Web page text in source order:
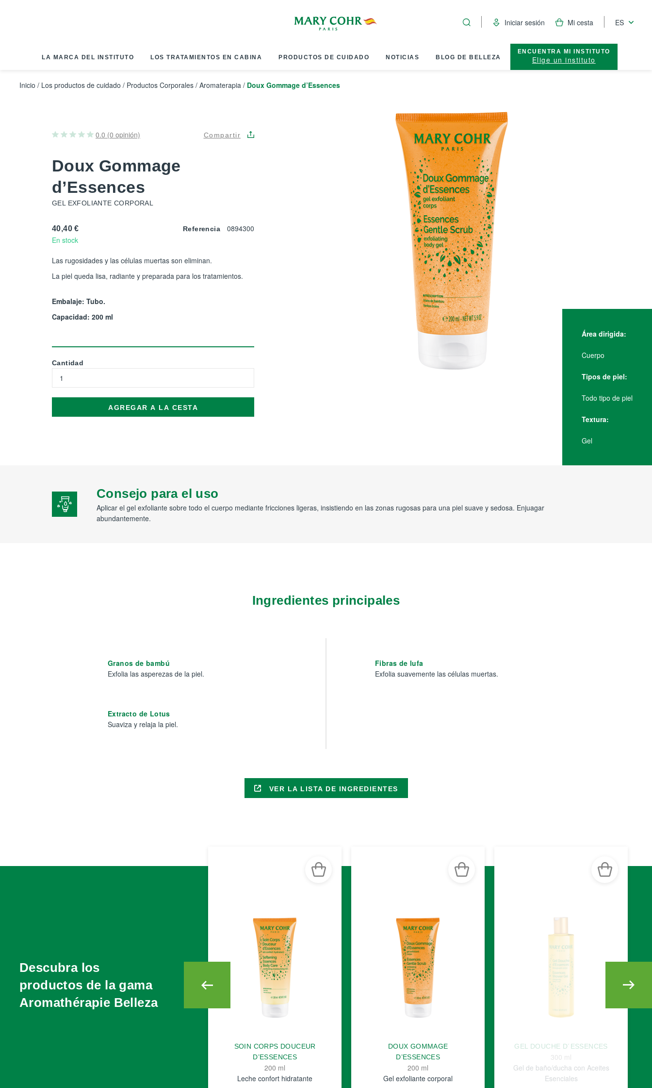
Iniciar sesión Mi cesta ES
LA MARCA DEL INSTITUTO LOS TRATAMIENTOS EN CABINA PRODUCTOS DE CUIDADO NOTICIAS BLOG DE BELLEZA
ENCUENTRA MI INSTITUTO
Elige un instituto
Inicio / Los productos de cuidado / Productos Corporales / Aromaterapia / Doux Gommage d’Essences
0.0 (0 opinión) Compartir
Doux Gommage
d’Essences
GEL EXFOLIANTE CORPORAL
40,40 €
En stock
Referencia 0894300
Las rugosidades y las células muertas son eliminan.
La piel queda lisa, radiante y preparada para los tratamientos.
Embalaje: Tubo.
Capacidad: 200 ml
Cantidad
AGREGAR A LA CESTA
Área dirigida:
Cuerpo
Tipos de piel:
Todo tipo de piel
Textura:
Gel
Consejo para el uso
Aplicar el gel exfoliante sobre todo el cuerpo mediante fricciones ligeras, insistiendo en las zonas rugosas para una piel suave y sedosa. Enjuagar
abundantemente.
Ingredientes principales
Granos de bambú
Exfolia las asperezas de la piel.
Extracto de Lotus
Suaviza y relaja la piel.
Fibras de lufa
Exfolia suavemente las células muertas.
VER LA LISTA DE INGREDIENTES
Descubra los
productos de la gama
Aromathérapie Belleza
SOIN CORPS DOUCEUR
D’ESSENCES
200 ml
Leche confort hidratante
DOUX GOMMAGE
D’ESSENCES
200 ml
Gel exfoliante corporal
GEL DOUCHE D´ESSENCES
300 ml
Gel de baño/ducha con Aceites
Esenciales